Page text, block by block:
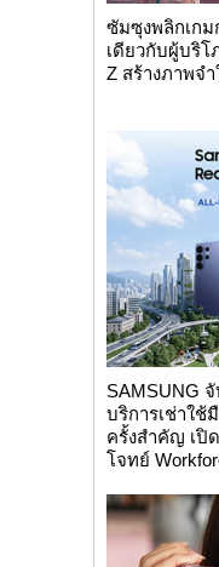
ซัมซุงพลิกเกม
เดียวกับผู้บริ
Z สร้างภาพจ
SAMSUNG
บริการเช่าใช้
ครั้งสำคัญ เปิ
โจทย์